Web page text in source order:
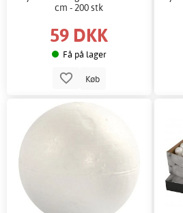
cm - 200 stk
59 DKK
Få på lager
Køb